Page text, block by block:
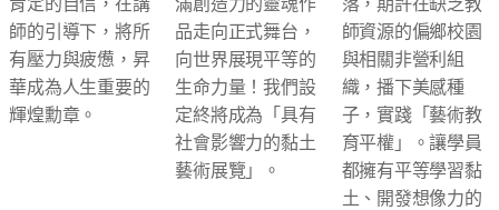
肯定的自信，在講
師的引導下，將所
有壓力與疲憊，昇
華成為人生重要的
輝煌勳章。
滿創造力的靈魂作
品走向正式舞台，
向世界展現平等的
生命力量！我們設
定終將成為「具有
社會影響力的黏土
藝術展覽」。
落，期許在缺乏教
師資源的偏鄉校園
與相關非營利組
織，播下美感種
子，實踐「藝術教
育平權」。讓學員
都擁有平等學習黏
土、開發想像力的